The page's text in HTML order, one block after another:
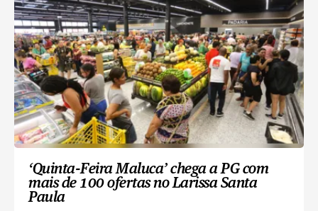
‘Quinta-Feira Maluca’ chega a PG com
mais de 100 ofertas no Larissa Santa
Paula